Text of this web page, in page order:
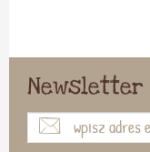
Newsletter